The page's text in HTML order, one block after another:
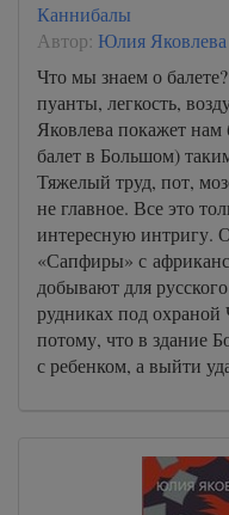
Каннибалы
Автор: Юлия Яковлева
Что мы знаем о
пуанты, легкость,
Яковлева покажет нам
балет в Большом)
Тяжелый труд, пот,
не главное. Все это
интересную интригу.
«Сапфиры» с
добывают для
рудниках под охраной
потому, что в здание
с ребенком, а выйти